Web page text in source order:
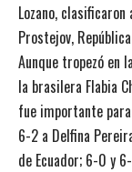
Lozano, clasificaron
Prostejov,
Aunque tropezó en
la brasilera Flabia
fue importante
6-2 a Delfina
de Ecuador; 6-0 y